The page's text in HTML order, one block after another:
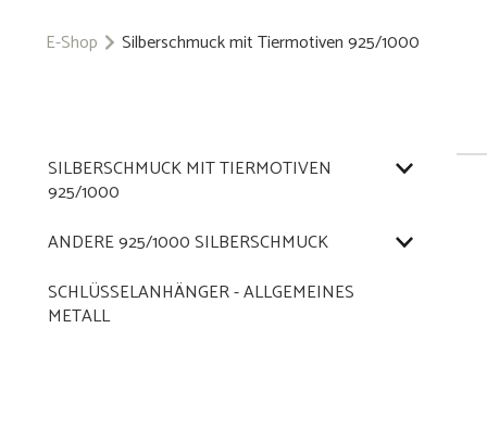
E-Shop Silberschmuck mit Tiermotiven 925/1000
SILBERSCHMUCK MIT TIERMOTIVEN
925/1000
ANDERE 925/1000 SILBERSCHMUCK
SCHLÜSSELANHÄNGER - ALLGEMEINES
METALL